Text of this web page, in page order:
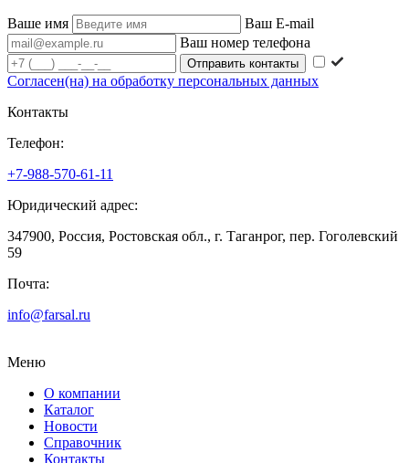
Ваше имя
Ваш E-mail
Ваш номер телефона
Согласен(на) на обработку персональных данных
Контакты
Телефон:
+7-988-570-61-11
Юридический адрес:
347900, Россия, Ростовская обл., г. Таганрог, пер. Гоголевский
59
Почта:
info@farsal.ru
Меню
О компании
Каталог
Новости
Cправочник
Контакты